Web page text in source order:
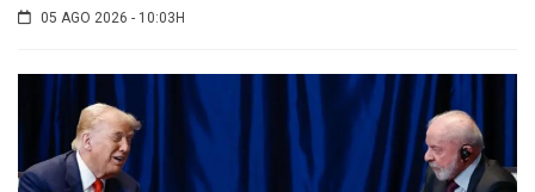
05 AGO 2026 - 10:03H